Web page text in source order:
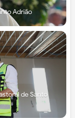
Adrião
de Santo